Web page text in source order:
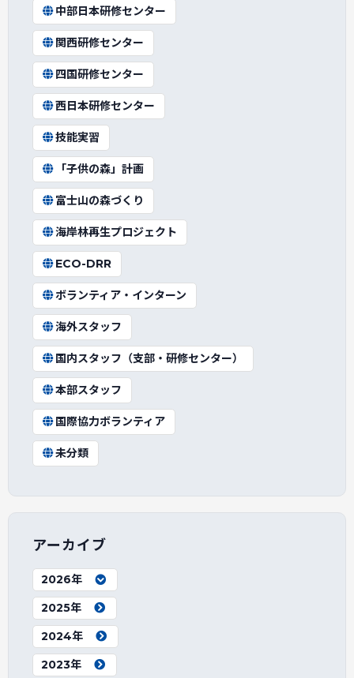
中部日本研修センター
関西研修センター
四国研修センター
西日本研修センター
技能実習
「子供の森」計画
富士山の森づくり
海岸林再生プロジェクト
ECO-DRR
ボランティア・インターン
海外スタッフ
国内スタッフ（支部・研修センター）
本部スタッフ
国際協力ボランティア
未分類
アーカイブ
2026年
2025年
2024年
2023年